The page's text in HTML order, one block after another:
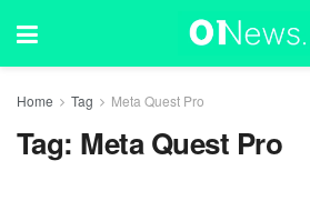
Home Tag Meta Quest Pro
Tag: Meta Quest Pro